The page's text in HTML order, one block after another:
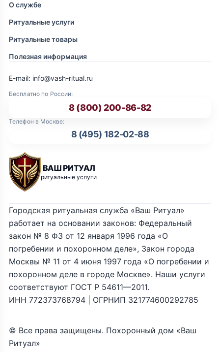
О службе
Ритуальные услуги
Ритуальные товары
Полезная информация
ВАШ РИТУАЛ
ритуальные услуги
Бесплатно по России:
8 (800) 200-86-82
Телефон в Москве:
8 (495) 182-02-88
E-mail: info@vash-ritual.ru
© Все права защищены. Похоронный дом «Ваш
Ритуал»
Городская ритуальная служба «Ваш Ритуал»
работает на основании законов: Федеральный
закон № 8 ФЗ от 12 января 1996 года «О
погребении и похоронном деле», Закон города
Москвы № 11 от 4 июня 1997 года «О погребении и
похоронном деле в городе Москве». Наши услуги
соответствуют ГОСТ Р 54611—2011.
ИНН 772373768794 | ОГРНИП 321774600292785